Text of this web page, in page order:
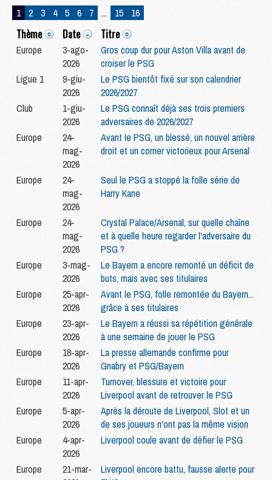
1 2 3 4 5 6 7 ... 15 16
Thème Date Titre
Europe
3-ago-
2026
Gros coup dur pour Aston Villa avant de
croiser le PSG
Ligue 1
9-giu-
2026
Le PSG bientôt fixé sur son calendrier
2026/2027
Club
1-giu-
2026
Le PSG connaît déjà ses trois premiers
adversaires de 2026/2027
Europe
24-
mag-
2026
Avant le PSG, un blessé, un nouvel arrière
droit et un corner victorieux pour Arsenal
Europe
24-
mag-
2026
Seul le PSG a stoppé la folle série de
Harry Kane
Europe
24-
mag-
2026
Crystal Palace/Arsenal, sur quelle chaîne
et à quelle heure regarder l'adversaire du
PSG ?
Europe
3-mag-
2026
Le Bayern a encore remonté un déficit de
buts, mais avec ses titulaires
Europe
25-apr-
2026
Avant le PSG, folle remontée du Bayern...
grâce à ses titulaires
Europe
23-apr-
2026
Le Bayern a réussi sa répétition générale
à une semaine de jouer le PSG
Europe
18-apr-
2026
La presse allemande confirme pour
Gnabry et PSG/Bayern
Europe
11-apr-
2026
Turnover, blessure et victoire pour
Liverpool avant de retrouver le PSG
Europe
5-apr-
2026
Après la déroute de Liverpool, Slot et un
de ses joueurs n'ont pas la même vision
Europe
4-apr-
2026
Liverpool coule avant de défier le PSG
Europe
21-mar-
Liverpool encore battu, fausse alerte pour